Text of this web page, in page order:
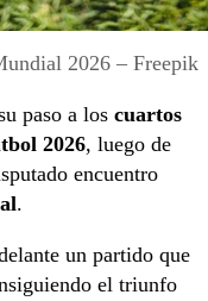
2026 – Freepik
paso a los cuartos
2026, luego de
encuentro
.
un partido que
el triunfo